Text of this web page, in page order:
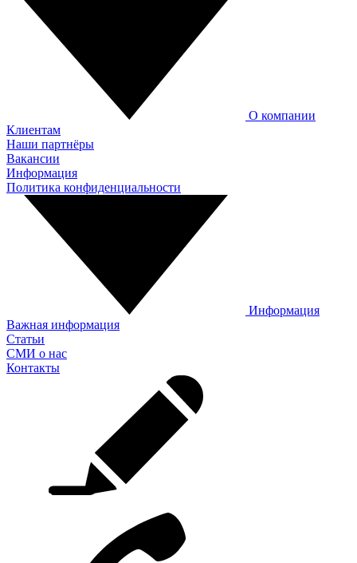
О компании
Клиентам
Наши партнёры
Вакансии
Информация
Политика конфиденциальности
Информация
Важная информация
Статьи
СМИ о нас
Контакты